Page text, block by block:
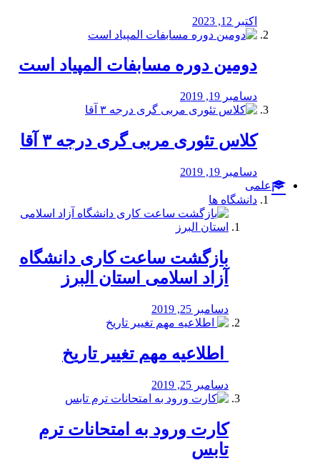
اکتبر 12, 2023
دومین دوره مسابفات المپیاد است
دسامبر 19, 2019
کلاس تئوری مربی گری درجه ۳ آقا
دسامبر 19, 2019
علمی
دانشگاه ها
بازگشت ساعت کاری دانشگاه
آزاد اسلامی استان البرز
دسامبر 25, 2019
️ اطلاعیه مهم تغییر تاریخ
دسامبر 25, 2019
کارت ورود به امتحانات ترم
تابس